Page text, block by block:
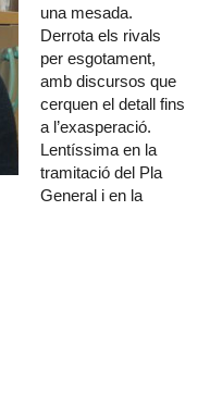
una mesada.
Derrota els rivals
per esgotament,
amb discursos que
cerquen el detall fins
a l’exasperació.
Lentíssima en la
tramitació del Pla
General i en la